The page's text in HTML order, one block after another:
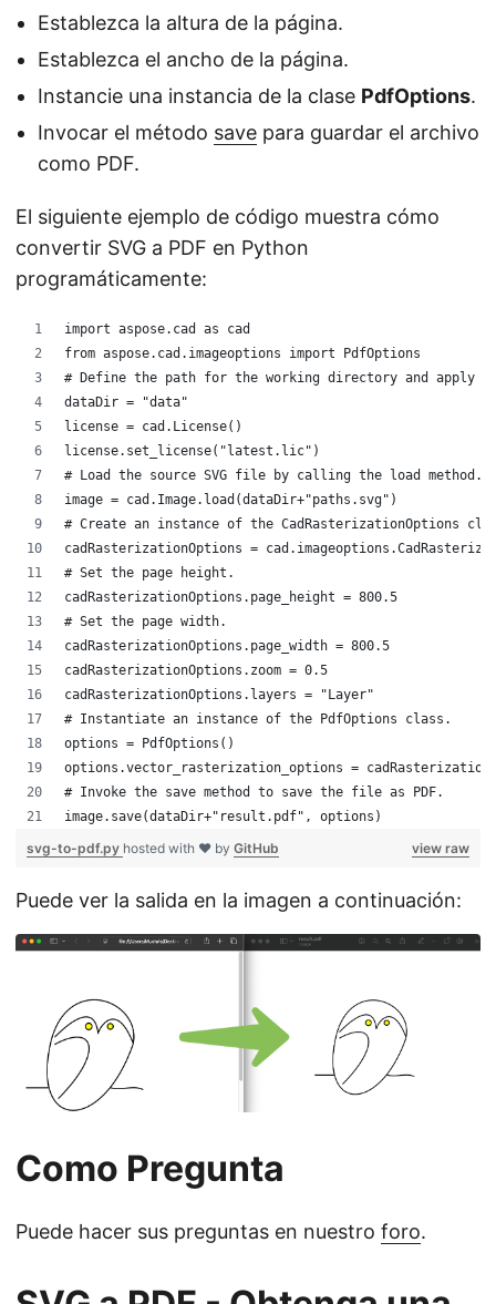
Establezca la altura de la página.
Establezca el ancho de la página.
Instancie una instancia de la clase PdfOptions.
Invocar el método save para guardar el archivo
como PDF.
El siguiente ejemplo de código muestra cómo
convertir SVG a PDF en Python
programáticamente:
import aspose.cad as cad
from aspose.cad.imageoptions import PdfOptions
# Define the path for the working directory and apply
dataDir = "data"
license = cad.License()
license.set_license("latest.lic")
# Load the source SVG file by calling the load method.
image = cad.Image.load(dataDir+"paths.svg")
# Create an instance of the CadRasterizationOptions
cadRasterizationOptions =
# Set the page height.
cadRasterizationOptions.page_height = 800.5
# Set the page width.
cadRasterizationOptions.page_width = 800.5
cadRasterizationOptions.zoom = 0.5
cadRasterizationOptions.layers = "Layer"
# Instantiate an instance of the PdfOptions class.
options = PdfOptions()
options.vector_rasterization_options =
# Invoke the save method to save the file as PDF.
image.save(dataDir+"result.pdf", options)
view raw
svg-to-pdf.py hosted with ❤ by GitHub
Puede ver la salida en la imagen a continuación:
Como Pregunta
Puede hacer sus preguntas en nuestro foro.